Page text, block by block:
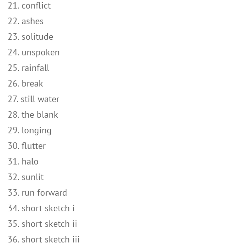
21. conflict
22. ashes
23. solitude
24. unspoken
25. rainfall
26. break
27. still water
28. the blank
29. longing
30. flutter
31. halo
32. sunlit
33. run forward
34. short sketch i
35. short sketch ii
36. short sketch iii